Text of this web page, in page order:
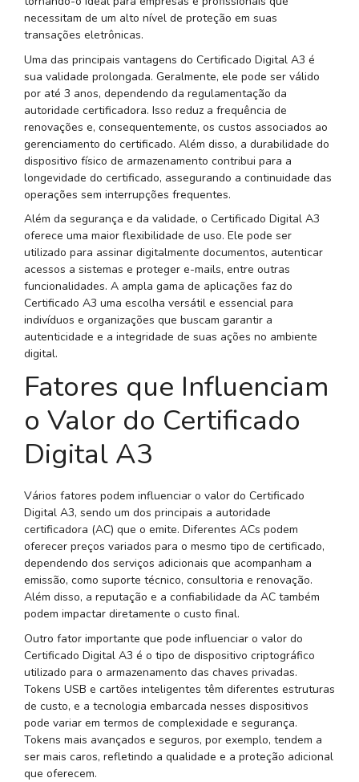
necessitam de um alto nível de proteção em suas
transações eletrônicas.
Uma das principais vantagens do Certificado Digital A3 é
sua validade prolongada. Geralmente, ele pode ser válido
por até 3 anos, dependendo da regulamentação da
autoridade certificadora. Isso reduz a frequência de
renovações e, consequentemente, os custos associados ao
gerenciamento do certificado. Além disso, a durabilidade do
dispositivo físico de armazenamento contribui para a
longevidade do certificado, assegurando a continuidade das
operações sem interrupções frequentes.
Além da segurança e da validade, o Certificado Digital A3
oferece uma maior flexibilidade de uso. Ele pode ser
utilizado para assinar digitalmente documentos, autenticar
acessos a sistemas e proteger e-mails, entre outras
funcionalidades. A ampla gama de aplicações faz do
Certificado A3 uma escolha versátil e essencial para
indivíduos e organizações que buscam garantir a
autenticidade e a integridade de suas ações no ambiente
digital.
Fatores que Influenciam
o Valor do Certificado
Digital A3
Vários fatores podem influenciar o valor do Certificado
Digital A3, sendo um dos principais a autoridade
certificadora (AC) que o emite. Diferentes ACs podem
oferecer preços variados para o mesmo tipo de certificado,
dependendo dos serviços adicionais que acompanham a
emissão, como suporte técnico, consultoria e renovação.
Além disso, a reputação e a confiabilidade da AC também
podem impactar diretamente o custo final.
Outro fator importante que pode influenciar o valor do
Certificado Digital A3 é o tipo de dispositivo criptográfico
utilizado para o armazenamento das chaves privadas.
Tokens USB e cartões inteligentes têm diferentes estruturas
de custo, e a tecnologia embarcada nesses dispositivos
pode variar em termos de complexidade e segurança.
Tokens mais avançados e seguros, por exemplo, tendem a
ser mais caros, refletindo a qualidade e a proteção adicional
que oferecem.